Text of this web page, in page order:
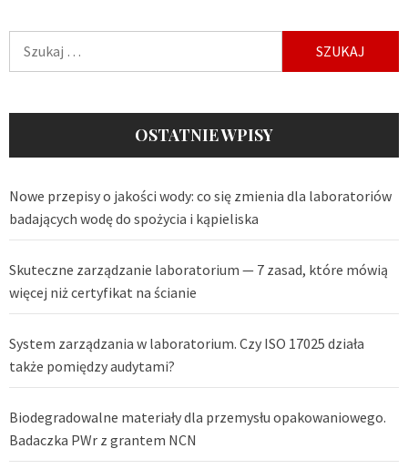
OSTATNIE WPISY
Nowe przepisy o jakości wody: co się zmienia dla laboratoriów
badających wodę do spożycia i kąpieliska
Skuteczne zarządzanie laboratorium — 7 zasad, które mówią
więcej niż certyfikat na ścianie
System zarządzania w laboratorium. Czy ISO 17025 działa
także pomiędzy audytami?
Biodegradowalne materiały dla przemysłu opakowaniowego.
Badaczka PWr z grantem NCN